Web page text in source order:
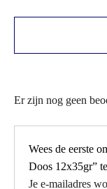
Er zijn nog geen
Wees de eerste
Doos 12x35gr”
Je e-mailadres